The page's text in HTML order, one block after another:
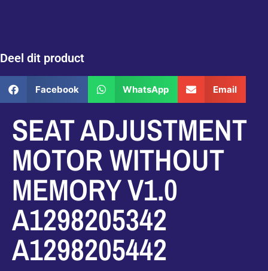
Deel dit product
Facebook WhatsApp Email
SEAT ADJUSTMENT
MOTOR WITHOUT
MEMORY V1.0
A1298205342
A1298205442